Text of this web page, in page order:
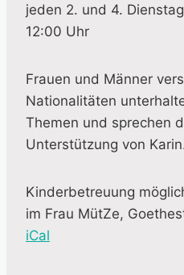
jeden 2. und 4.
12:00 Uhr
Frauen und Männer
Nationalitäten
Themen und sprechen
Unterstützung von
Kinderbetreuung
im Frau MütZe,
iCal